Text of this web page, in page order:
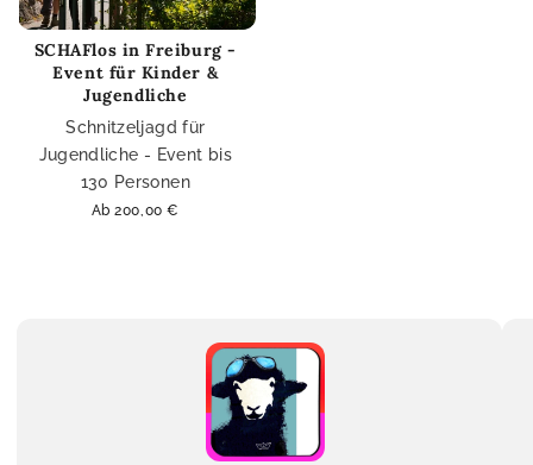
SCHAFlos in Freiburg -
Event für Kinder &
Jugendliche
Schnitzeljagd für
Jugendliche - Event bis
130 Personen
Normaler
Ab 200,00 €